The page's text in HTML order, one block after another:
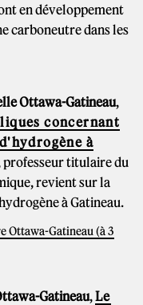
en développement
carboneutre dans les
Ottawa-Gatineau,
concernant
à
professeur titulaire du
revient sur la
à Gatineau.
Ottawa-Gatineau (à 3
Gatineau,Le